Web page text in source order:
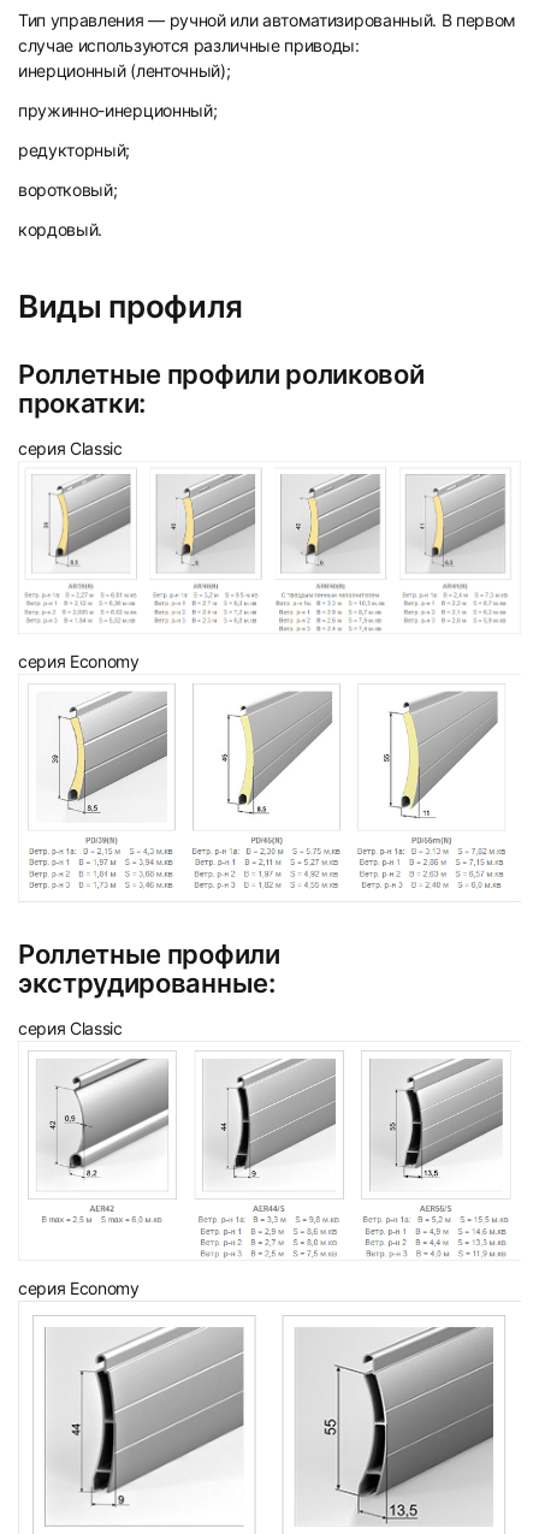
105
107 108
Тип управления — ручной или автоматизированный. В первом
случае используются различные приводы:
инерционный (ленточный);
пружинно-инерционный;
редукторный;
воротковый;
кордовый.
Виды профиля
Роллетные профили роликовой
прокатки:
серия Classic
серия Economy
Роллетные профили
экструдированные:
серия Classic
серия Economy